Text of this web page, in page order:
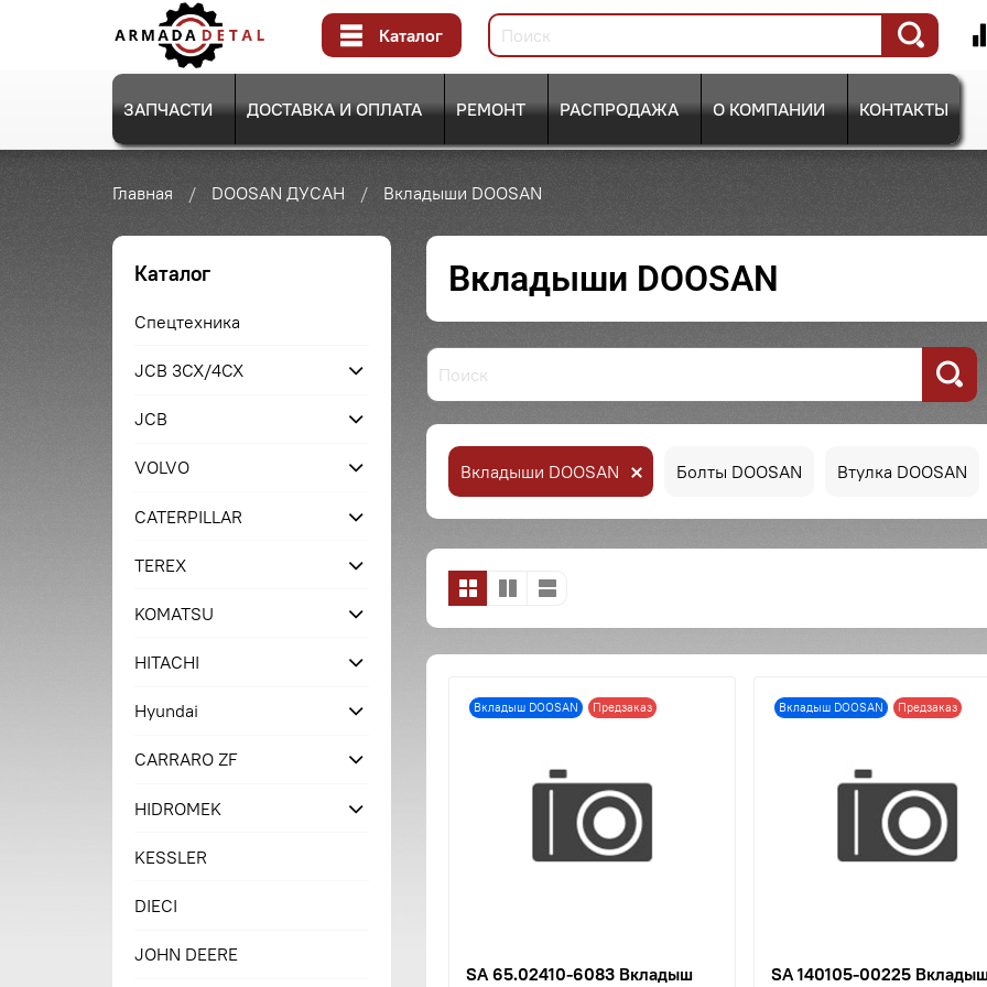
Каталог
ЗАПЧАСТИ ДОСТАВКА И ОПЛАТА РЕМОНТ РАСПРОДАЖА О КОМПАНИИ КОНТАКТЫ
Главная DOOSAN ДУСАН Вкладыши DOOSAN
Вкладыши DOOSAN
Вкладыши DOOSAN Болты DOOSAN Втулка DOOSAN
Вкладыш DOOSAN Предзаказ
SA 65.02410-6083 Вкладыш
Вкладыш DOOSAN Предзаказ
SA 140105-00225
Каталог
Спецтехника
JCB 3CX/4CX
JCB
VOLVO
CATERPILLAR
TEREX
KOMATSU
HITACHI
Hyundai
CARRARO ZF
HIDROMEK
KESSLER
DIECI
JOHN DEERE